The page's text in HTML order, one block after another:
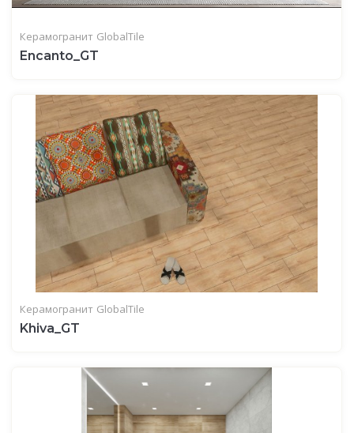
Керамогранит GlobalTile
Encanto_GT
Керамогранит GlobalTile
Khiva_GT